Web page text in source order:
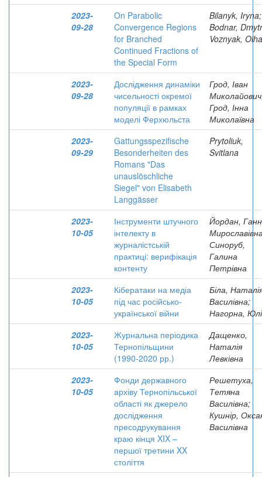
2023-
09-28
On Parabolic
Convergence Regions
for Branched
Continued Fractions of
the Special Form
Bilanyk, Iryna;
Bodnar,
Voznyak, Olha
2023-
09-28
Дослідження динаміки
чисельності окремої
популяції в рамках
моделі Ферхюльста
Грод, Іван
Грод, Інна
Миколаївна
2023-
09-29
Gattungsspezifische
Besonderheiten des
Romans "Das
unauslöschliche
Siegel" von Elisabeth
Langgässer
Prytoliuk,
Svitlana
2023-
10-05
Інструменти штучного
інтелекту в
журналістській
практиці: верифікація
контенту
Йордан,
Синоруб,
Галина
Петрівна
2023-
10-05
Кібератаки на медіа
під час російсько-
української війни
Біла,
Василівна;
Нагорна,
2023-
10-05
Журнальна періодика
Тернопільщини
(1990-2020 рр.)
Дащенко,
Наталія
Левківна
2023-
10-05
Фонди державного
архіву Тернопільської
області як джерело
дослідження
пресодрукування
краю кінця XIX –
першої третини XX
століття
Решетуха,
Тетяна
Василівна;
Кушнір,
Василівна